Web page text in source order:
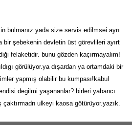
bulmanız yada size servis edilmsei ayrı
bir şebekenin devletin üst görevlileri ayırt
felaketidir. bunu gözden kaçırmayalım!
görülüyor.ya dışardan ya ortamdaki bir
yapmış olabilir bu kumpası!kabul
degilmi yaşananlar? birleri yabancı
çaktırmadn ulkeyi kaosa götürüyor.yazık.